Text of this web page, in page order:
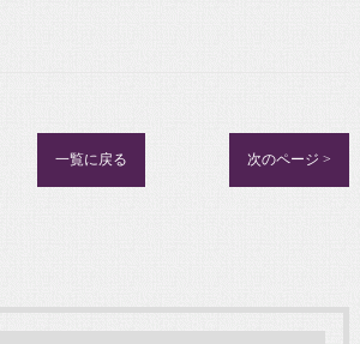
一覧に戻る 次のページ >